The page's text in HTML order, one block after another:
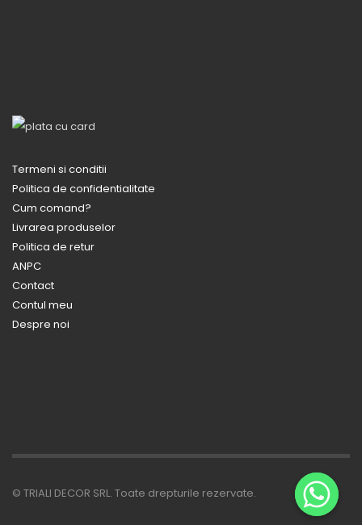
Termeni si conditii
Politica de confidentialitate
Cum comand?
Livrarea produselor
Politica de retur
ANPC
Contact
Contul meu
Despre noi
© TRIALI DECOR SRL. Toate drepturile rezervate.